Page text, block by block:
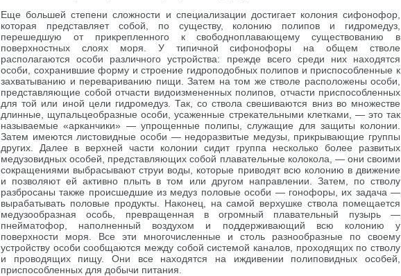
Еще большей степени сложности и специализации достигает колония сифонофор,
которая представляет собой, по существу, колонию полипов и гидромедуз,
перешедшую от прикрепленного к свободноплавающему существованию в
поверхностных слоях моря. У типичной сифонофоры на общем стволе
располагаются особи различного устройства: прежде всего среди них находятся
особи, сохранившие форму и строение гидроподобных полипов и приспособленные к
захватыванию и перевариванию пищи. Затем на том же стволе расположены особи,
представляющие собой отчасти видоизмененных полипов, отчасти приспособленных
для той или иной цели гидромедуз. Так, со ствола свешиваются вниз во множестве
длинные, щупальцеобразные особи, усаженные стрекательными клетками, — это так
называемые «арканчики» — упрощенные полипы, служащие для защиты колонии.
Затем имеются листовидные особи — недоразвитые медузы, прикрывающие группы
других. Далее в верхней части колонии сидит группа несколько более развитых
медузовидных особей, представляющих собой плавательные колокола, — они своими
сокращениями выбрасывают струи воды, которые приводят всю колонию в движение
и позволяют ей активно плыть в том или другом направлении. Затем, по стволу
разбросаны также происшедшие из медуз половые особи — гонофоры, их задача —
вырабатывать половые продукты. Наконец, на самой верхушке ствола помещается
медузообразная особь, превращенная в огромный плавательный пузырь —
пнейматофор, наполненный воздухом и поддерживающий всю колонию у
поверхности моря. Все эти многочисленные и столь разнообразные по своему
устройству особи сообщаются между собой системой каналов, проходящих по стволу
и проводящих пищу. Они все находятся на иждивении полиповидных особей,
приспособленных для добычи питания.